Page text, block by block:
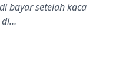
bayar setelah kaca
di…